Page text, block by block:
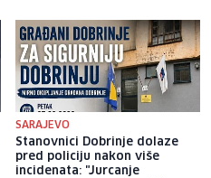
SARAJEVO
Stanovnici Dobrinje dolaze
pred policiju nakon više
incidenata: "Jurcanje